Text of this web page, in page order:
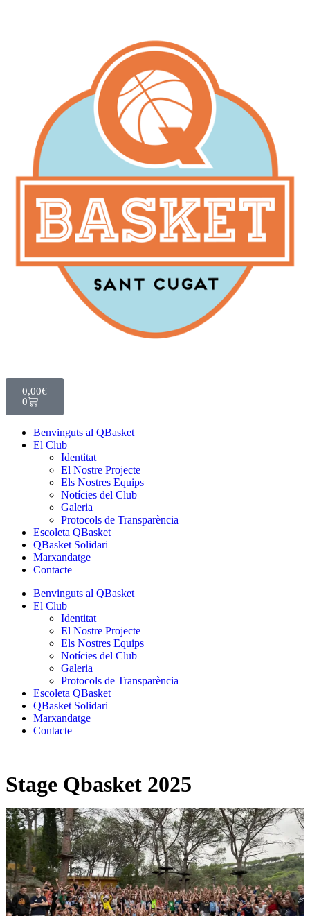
0,00€
0
Benvinguts al QBasket
El Club
Identitat
El Nostre Projecte
Els Nostres Equips
Notícies del Club
Galeria
Protocols de Transparència
Escoleta QBasket
QBasket Solidari
Marxandatge
Contacte
Benvinguts al QBasket
El Club
Identitat
El Nostre Projecte
Els Nostres Equips
Notícies del Club
Galeria
Protocols de Transparència
Escoleta QBasket
QBasket Solidari
Marxandatge
Contacte
Stage Qbasket 2025